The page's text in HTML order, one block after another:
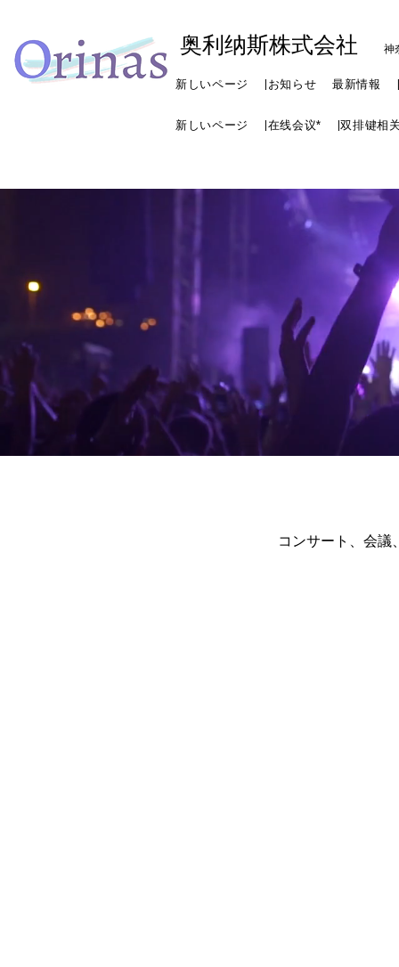
奥利纳斯株式会社 神
新しいページ |お知らせ 最新情報
新しいページ |在线会议* |双排键相
コンサート、会議